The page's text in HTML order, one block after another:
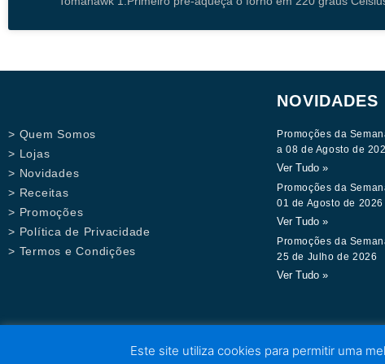
> Quem Somos
> Lojas
> Novidades
> Receitas
> Promoções
> Política de Privacidade
> Termos e Condições
NOVIDADES
Promoções da
a 08 de Agosto de
Ver Tudo »
Promoções da
01 de Agosto de 2026
Ver Tudo »
Promoções da
25 de Julho de 2026
Ver Tudo »
Este site utiliza cookies para permitir uma